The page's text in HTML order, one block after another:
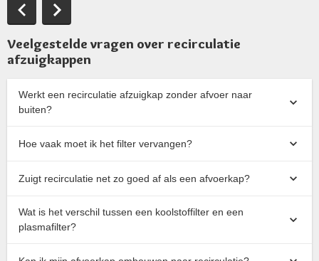
Veelgestelde vragen over recirculatie
afzuigkappen
Werkt een recirculatie afzuigkap zonder afvoer naar
buiten?
Hoe vaak moet ik het filter vervangen?
Zuigt recirculatie net zo goed af als een afvoerkap?
Wat is het verschil tussen een koolstoffilter en een
plasmafilter?